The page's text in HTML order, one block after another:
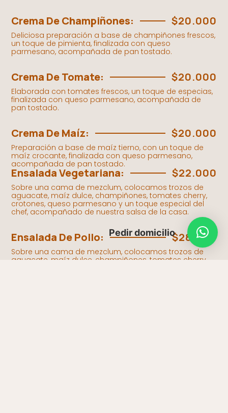
Crema De Champiñones: $20.000
Deliciosa preparación a base de champiñones frescos,
un toque de pimienta, finalizada con queso
parmesano, acompañada de pan tostado.
Crema De Tomate: $20.000
Elaborada con tomates frescos, un toque de especias,
finalizada con queso parmesano, acompañada de
pan tostado.
Crema De Maíz: $20.000
Preparación a base de maíz tierno, con un toque de
maíz crocante, finalizada con queso parmesano,
acompañada de pan tostado.
Ensalada Vegetariana: $22.000
Sobre una cama de mezclum, colocamos trozos de
aguacate, maíz dulce, champiñones, tomates cherry,
crotones, queso parmesano y un toque especial del
chef, acompañado de nuestra salsa de la casa.
Ensalada De Pollo: $28.000
Sobre una cama de mezclum, colocamos trozos de
aguacate, maíz dulce, champiñones, tomates cherry,
Pedir domicilio